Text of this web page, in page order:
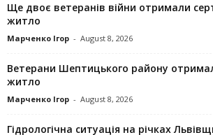
Ще двоє ветеранів війни отримали
житло
Марченко Ігор - August 8, 2026
Ветерани Шептицького району
житло
Марченко Ігор - August 8, 2026
Гідрологічна ситуація на річках